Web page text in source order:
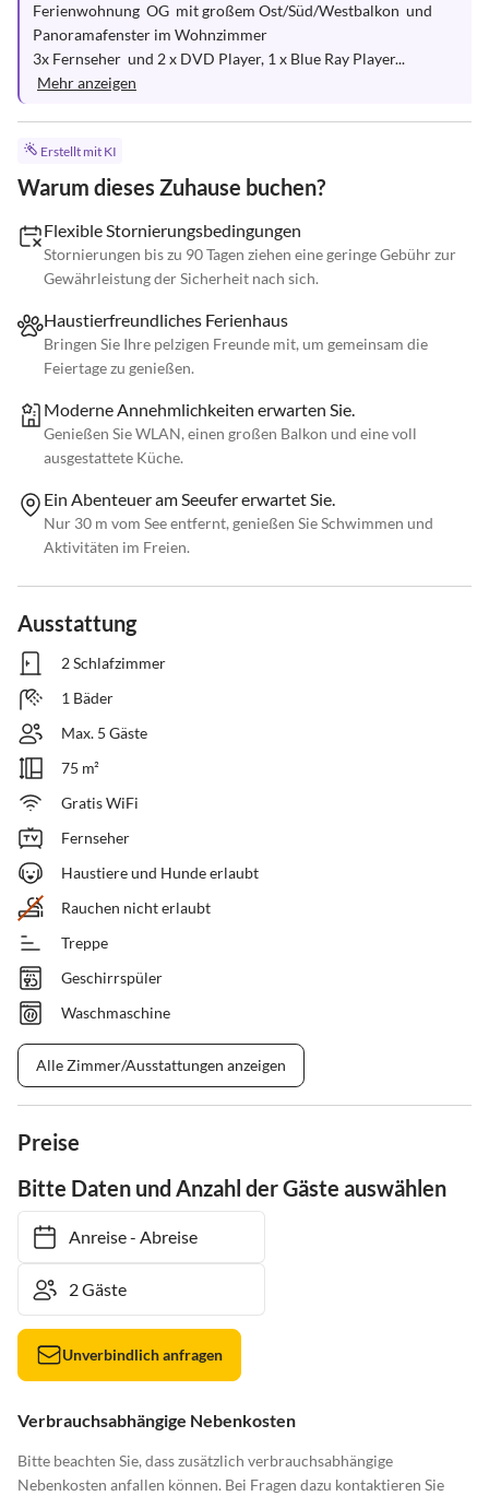
Ferienwohnung  OG  mit großem Ost/Süd/Westbalkon  und
Panoramafenster im Wohnzimmer
3x Fernseher  und 2 x DVD Player, 1 x Blue Ray Player...
Mehr anzeigen
Erstellt mit KI
Warum dieses Zuhause buchen?
Flexible Stornierungsbedingungen
Stornierungen bis zu 90 Tagen ziehen eine geringe Gebühr zur
Gewährleistung der Sicherheit nach sich.
Haustierfreundliches Ferienhaus
Bringen Sie Ihre pelzigen Freunde mit, um gemeinsam die
Feiertage zu genießen.
Moderne Annehmlichkeiten erwarten Sie.
Genießen Sie WLAN, einen großen Balkon und eine voll
ausgestattete Küche.
Ein Abenteuer am Seeufer erwartet Sie.
Nur 30 m vom See entfernt, genießen Sie Schwimmen und
Aktivitäten im Freien.
Ausstattung
2 Schlafzimmer
1 Bäder
Max. 5 Gäste
75 m²
Gratis WiFi
Fernseher
Haustiere und Hunde erlaubt
Rauchen nicht erlaubt
Treppe
Geschirrspüler
Waschmaschine
Alle Zimmer/Ausstattungen anzeigen
Preise
Bitte Daten und Anzahl der Gäste auswählen
Anreise- Abreise
Unverbindlich anfragen
Verbrauchsabhängige Nebenkosten
Bitte beachten Sie, dass zusätzlich verbrauchsabhängige
Nebenkosten anfallen können. Bei Fragen dazu kontaktieren Sie